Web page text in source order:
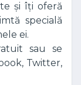
și îți oferă
specială
ei.
sau se
Twitter,